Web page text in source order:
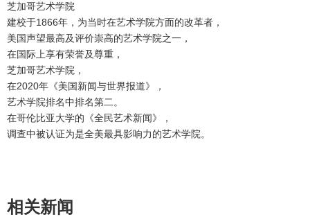
芝加哥艺术学院
建校于1866年，为当时在艺术学院方面的改革者，
美国声望最高及评价崇高的艺术学院之一，
在国际上享有荣誉及尊重，
芝加哥艺术学院，
在2020年《美国新闻与世界报道》，
艺术学院排名中排名第二。
在哥伦比亚大学的《全民艺术新闻》，
调查中被认证为是全美最具影响力的艺术学院。
相关新闻